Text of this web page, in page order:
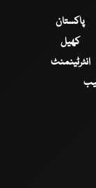
پاکستان
کھیل
انٹرٹینمنٹ